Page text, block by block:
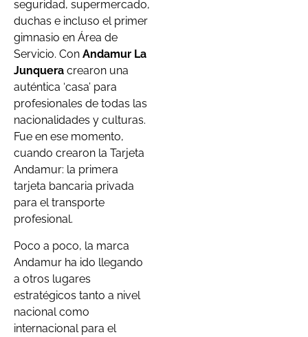
seguridad, supermercado,
duchas e incluso el primer
gimnasio en Área de
Servicio. Con Andamur La
Junquera crearon una
auténtica ‘casa’ para
profesionales de todas las
nacionalidades y culturas.
Fue en ese momento,
cuando crearon la Tarjeta
Andamur: la primera
tarjeta bancaria privada
para el transporte
profesional.
Poco a poco, la marca
Andamur ha ido llegando
a otros lugares
estratégicos tanto a nivel
nacional como
internacional para el